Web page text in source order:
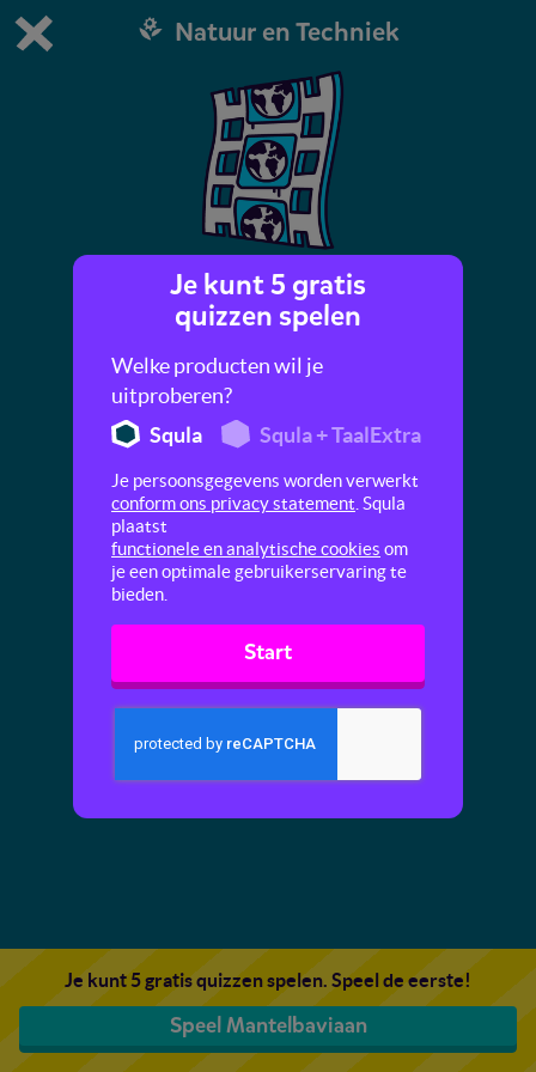
Dit is de gratis demo van Squla.
Bestel nu
0 1
Natuur en Techniek
Mantelbaviaan
Vind jij apen ook zulke grappige dieren? In dit
filmpje maak je kennis met de mantelbaviaan.
Je kunt 5 gratis quizzen spelen. Speel de eerste!
Speel Mantelbaviaan
Je kunt 5 gratis
quizzen spelen
Welke producten wil je
uitproberen?
Squla
Squla + TaalExtra
Je persoonsgegevens worden verwerkt
conform ons privacy statement . Squla
plaatst
functionele en analytische cookies om
je een optimale gebruikerservaring te
bieden.
Start